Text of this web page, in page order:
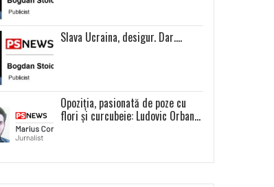
Slava Ucraina, desigur. Dar….
Opoziția, pasionată de poze cu
flori și curcubeie: Ludovic Orban